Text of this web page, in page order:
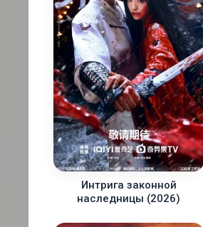
Интрига законной
наследницы (2026)